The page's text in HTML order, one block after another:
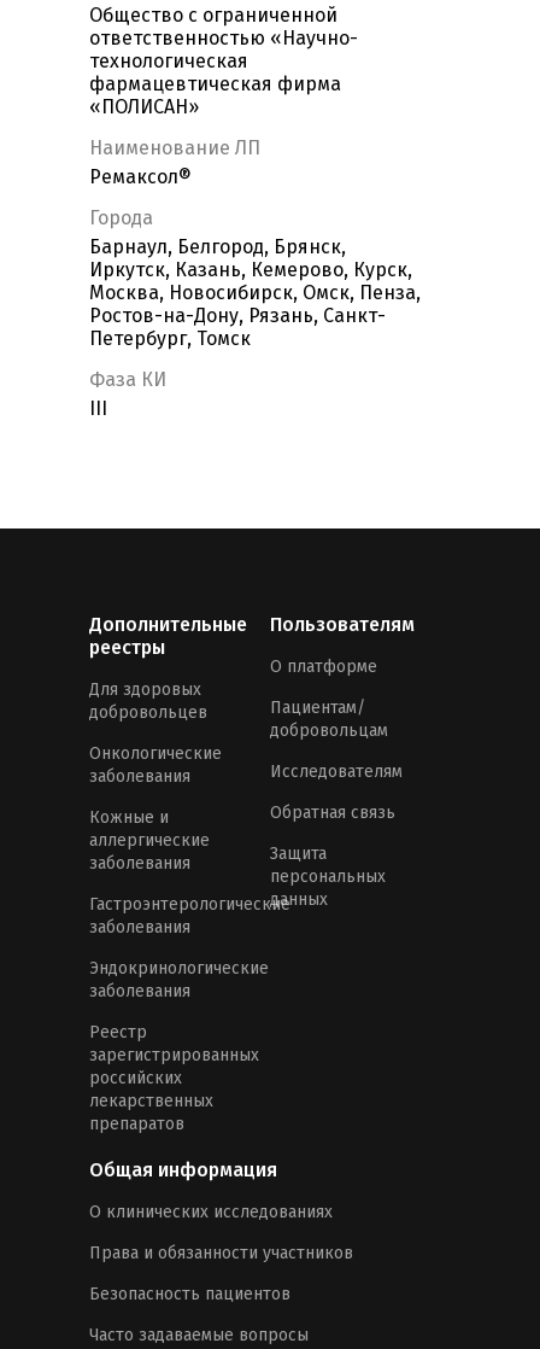
Общество с ограниченной
ответственностью «Научно-
технологическая
фармацевтическая фирма
«ПОЛИСАН»
Наименование ЛП
Ремаксол®
Города
Барнаул, Белгород, Брянск,
Иркутск, Казань, Кемерово, Курск,
Москва, Новосибирск, Омск, Пенза,
Ростов-на-Дону, Рязань, Санкт-
Петербург, Томск
Фаза КИ
Дополнительные
реестры
Для здоровых
добровольцев
Онкологические
заболевания
Кожные и
аллергические
заболевания
Гастроэнтерологические
заболевания
Эндокринологические
заболевания
Реестр
зарегистрированных
российских
лекарственных
препаратов
Пользователям
О платформе
Пациентам/
добровольцам
Исследователям
Обратная связь
Защита
персональных
данных
Общая информация
О клинических исследованиях
Права и обязанности участников
Безопасность пациентов
Часто задаваемые вопросы